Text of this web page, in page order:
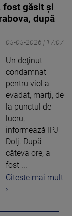
fost găsit și
după
05-05-2026 | 17:07
Un deţinut
condamnat
pentru viol a
evadat, marţi, de
la punctul de
lucru,
informează IPJ
Dolj. După
câteva ore, a
fost ...
Citeste mai mult
›